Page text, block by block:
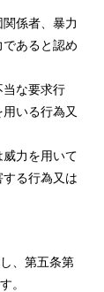
係者、暴力
あると認め
当な要求行
いる行為又
力を用いて
る行為又は
、第五条第
。